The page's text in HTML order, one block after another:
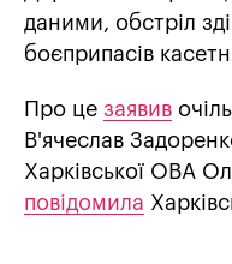
даними, обстріл
боєприпасів
Про це заявив
В'ячеслав
Харківської ОВА
повідомила